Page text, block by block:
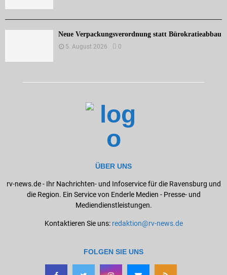
Neue Verpackungsverordnung statt Bürokratieabbau
5. August 2026 0
ÜBER UNS
rv-news.de - Ihr Nachrichten- und Infoservice für die Ravensburg und
die Region. Ein Service von Enderle Medien - Presse- und
Mediendienstleistungen.
Kontaktieren Sie uns: redaktion@rv-news.de
FOLGEN SIE UNS